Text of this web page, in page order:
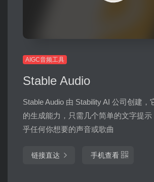
AIGC音频工具
Stable Audio
Stable Audio 由 Stability AI 公司创建，
的生成能力，只需几个简单的文字提
乎任何你想要的声音或歌曲
链接直达 手机查看